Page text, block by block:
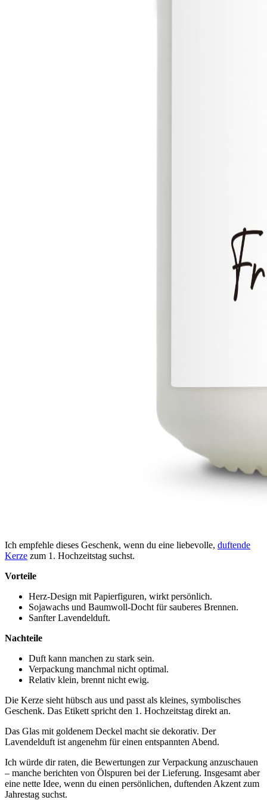
Ich empfehle dieses Geschenk, wenn du eine liebevolle, duftende
Kerze zum 1. Hochzeitstag suchst.
Vorteile
Herz-Design mit Papierfiguren, wirkt persönlich.
Sojawachs und Baumwoll-Docht für sauberes Brennen.
Sanfter Lavendelduft.
Nachteile
Duft kann manchen zu stark sein.
Verpackung manchmal nicht optimal.
Relativ klein, brennt nicht ewig.
Die Kerze sieht hübsch aus und passt als kleines, symbolisches
Geschenk. Das Etikett spricht den 1. Hochzeitstag direkt an.
Das Glas mit goldenem Deckel macht sie dekorativ. Der
Lavendelduft ist angenehm für einen entspannten Abend.
Ich würde dir raten, die Bewertungen zur Verpackung anzuschauen
– manche berichten von Ölspuren bei der Lieferung. Insgesamt aber
eine nette Idee, wenn du einen persönlichen, duftenden Akzent zum
Jahrestag suchst.